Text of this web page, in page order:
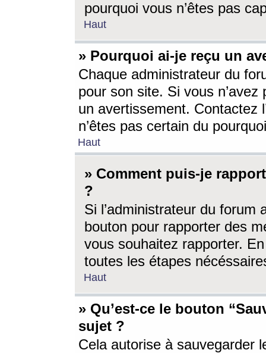
pourquoi vous n’êtes pas
Haut
» Pourquoi ai-je reçu un
Chaque administrateur du
pour son site. Si vous
un avertissement. Contactez
n’êtes pas certain du
Haut
» Comment puis-je
?
Si l’administrateur du forum
bouton pour rapporter des
vous souhaitez rapporter.
toutes les étapes
Haut
» Qu’est-ce le bouton
sujet ?
Cela autorise à sauvegarder